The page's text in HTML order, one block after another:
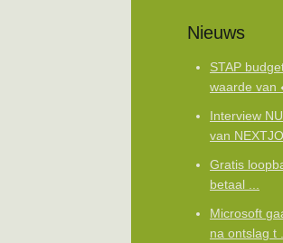
Nieuws
STAP
waarde van
Interview
van
Gratis
betaal ...
Microsoft
na ontslag t